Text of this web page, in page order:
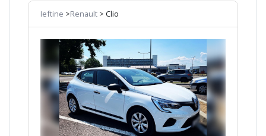
Ieftine >Renault > Clio